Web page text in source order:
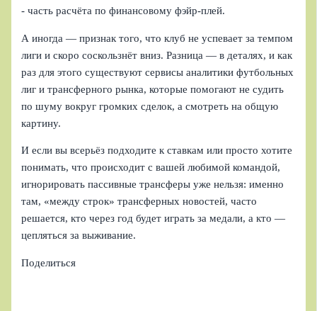
- часть расчёта по финансовому фэйр‑плей.
А иногда — признак того, что клуб не успевает за темпом
лиги и скоро соскользнёт вниз. Разница — в деталях, и как
раз для этого существуют сервисы аналитики футбольных
лиг и трансферного рынка, которые помогают не судить
по шуму вокруг громких сделок, а смотреть на общую
картину.
И если вы всерьёз подходите к ставкам или просто хотите
понимать, что происходит с вашей любимой командой,
игнорировать пассивные трансферы уже нельзя: именно
там, «между строк» трансферных новостей, часто
решается, кто через год будет играть за медали, а кто —
цепляться за выживание.
Поделиться